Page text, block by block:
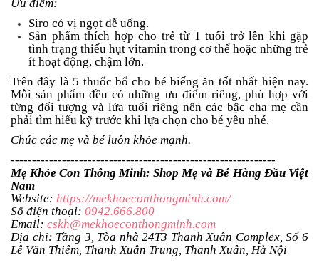
Ưu điểm:
Siro có vị ngọt dễ uống.
Sản phẩm thích hợp cho trẻ từ 1 tuổi trở lên khi gặp
tình trạng thiếu hụt vitamin trong cơ thể hoặc những trẻ
ít hoạt động, chậm lớn.
Trên đây là 5 thuốc bổ cho bé biếng ăn tốt nhất hiện nay.
Mỗi sản phẩm đều có những ưu điểm riêng, phù hợp với
từng đối tượng và lứa tuổi riêng nên các bậc cha mẹ cần
phải tìm hiểu kỹ trước khi lựa chọn cho bé yêu nhé.
Chúc các mẹ và bé luôn khỏe mạnh.
--------------------------------------------------------------
Mẹ Khỏe Con Thông Minh: Shop Mẹ và Bé Hàng Đầu Việt
Nam
Website: https://mekhoeconthongminh.com/
Số điện thoại: 0942.666.800
Email: cskh@mekhoeconthongminh.com
Địa chỉ: Tầng 3, Tòa nhà 24T3 Thanh Xuân Complex, Số 6
Lê Văn Thiêm, Thanh Xuân Trung, Thanh Xuân, Hà Nội